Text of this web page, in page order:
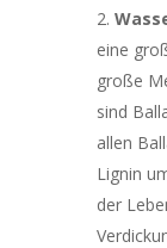
eine
große
sind
allen
Lignin
der